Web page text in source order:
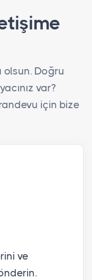
olsun. Doğru
var?
için bize
ve